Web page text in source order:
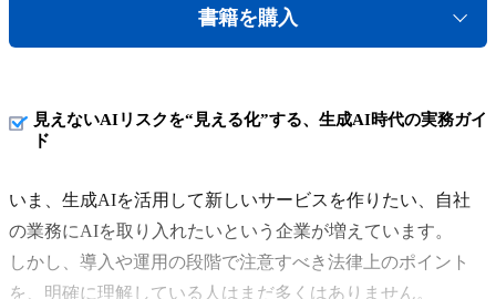
書籍を購入
見えないAIリスクを“見える化”する、生成AI時代の実務ガイ
ド
いま、生成AIを活用して新しいサービスを作りたい、自社
の業務にAIを取り入れたいという企業が増えています。
しかし、導入や運用の段階で注意すべき法律上のポイント
を、明確に理解している人はまだ多くはありません。